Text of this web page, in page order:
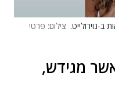
ב-נוירולייט. צילום: פרטי
מגידש,